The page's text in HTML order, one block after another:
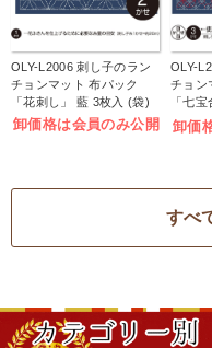
OLY-L2006 刺し子のラン
チョンマット 布パック
「花刺し」 藍 3枚入 (袋)
卸価格は会員のみ公開
OLY-
チョン
「七
(袋)
卸価
すべ